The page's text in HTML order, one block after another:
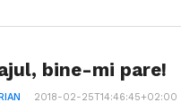
bine-mi pare!
2018-02-25T14:46:45+02:00